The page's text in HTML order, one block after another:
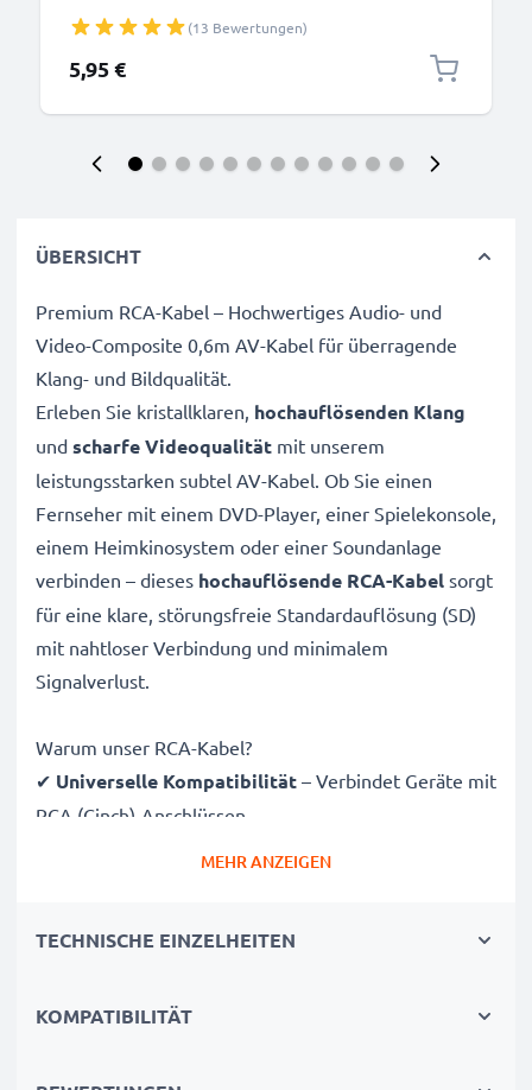
- Datenkabel 2.0, PVC Ladekabel
(13 Bewertungen)
5,95 €
ÜBERSICHT
Premium RCA-Kabel – Hochwertiges Audio- und
Video-Composite 0,6m AV-Kabel für überragende
Klang- und Bildqualität.
Erleben Sie kristallklaren, hochauflösenden Klang
und scharfe Videoqualität mit unserem
leistungsstarken subtel AV-Kabel. Ob Sie einen
Fernseher mit einem DVD-Player, einer Spielekonsole,
einem Heimkinosystem oder einer Soundanlage
verbinden – dieses hochauflösende RCA-Kabel sorgt
für eine klare, störungsfreie Standardauflösung (SD)
mit nahtloser Verbindung und minimalem
Signalverlust.
Warum unser RCA-Kabel?
✔ Universelle Kompatibilität – Verbindet Geräte mit
RCA (Cinch)-Anschlüssen
ohne Signalverlust
Verarbeitung für dauerhafte Leistung
Vollständig kompatibel mit Rollei Flexline 140 / XS-8 /
MEHR ANZEIGEN
TECHNISCHE EINZELHEITEN
KOMPATIBILITÄT